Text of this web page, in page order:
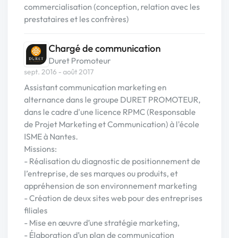
commercialisation (conception, relation avec les
prestataires et les confrères)
Chargé de communication
Duret Promoteur
sept. 2016 - août 2017
Assistant communication marketing en
alternance dans le groupe DURET PROMOTEUR,
dans le cadre d'une licence RPMC (Responsable
de Projet Marketing et Communication) à l'école
ISME à Nantes.
Missions:
- Réalisation du diagnostic de positionnement de
l’entreprise, de ses marques ou produits, et
appréhension de son environnement marketing
- Création de deux sites web pour des entreprises
filiales
- Mise en œuvre d’une stratégie marketing,
- Élaboration d’un plan de communication